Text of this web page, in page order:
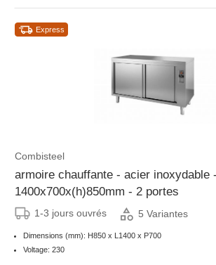
Express
Combisteel
armoire chauffante - acier inoxydable -
1400x700x(h)850mm - 2 portes
1-3 jours ouvrés 5 Variantes
Dimensions (mm): H850 x L1400 x P700
Voltage: 230